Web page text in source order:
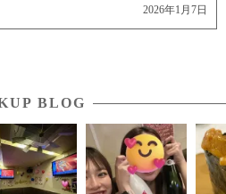
2026年1月7日
BLOG